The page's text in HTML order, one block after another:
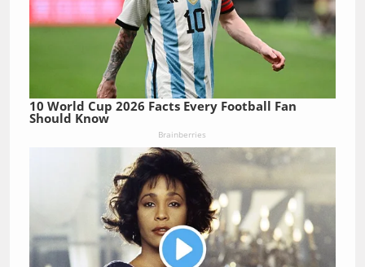
10 World Cup 2026 Facts Every Football Fan
Should Know
Brainberries